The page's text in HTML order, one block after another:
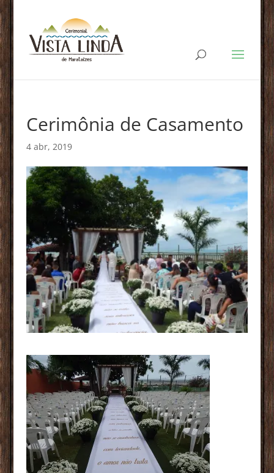
Cerimônia de Casamento
4 abr, 2019